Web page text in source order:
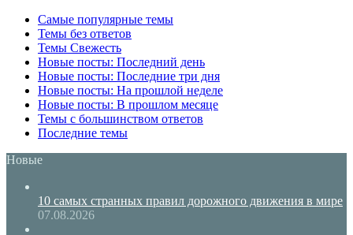
Самые популярные темы
Темы без ответов
Темы Свежесть
Новые посты: Последний день
Новые посты: Последние три дня
Новые посты: На прошлой неделе
Новые посты: В прошлом месяце
Темы с большинством ответов
Последние темы
Новые
10 самых странных правил дорожного движения в мире
07.08.2026